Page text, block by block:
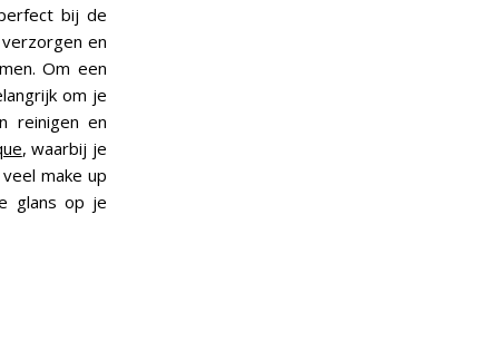
bij de
en
Om een
om je
reinigen en
, waarbij je
make up
glans op je